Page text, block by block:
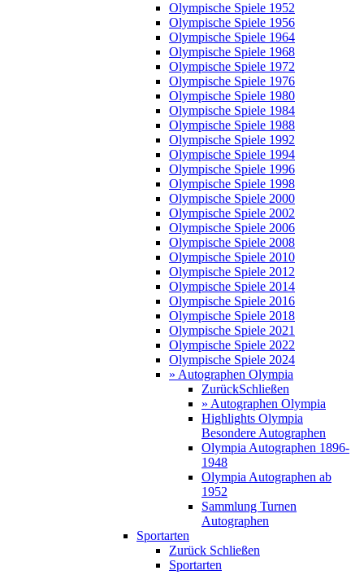
Olympische Spiele 1952
Olympische Spiele 1956
Olympische Spiele 1964
Olympische Spiele 1968
Olympische Spiele 1972
Olympische Spiele 1976
Olympische Spiele 1980
Olympische Spiele 1984
Olympische Spiele 1988
Olympische Spiele 1992
Olympische Spiele 1994
Olympische Spiele 1996
Olympische Spiele 1998
Olympische Spiele 2000
Olympische Spiele 2002
Olympische Spiele 2006
Olympische Spiele 2008
Olympische Spiele 2010
Olympische Spiele 2012
Olympische Spiele 2014
Olympische Spiele 2016
Olympische Spiele 2018
Olympische Spiele 2021
Olympische Spiele 2022
Olympische Spiele 2024
» Autographen Olympia
ZurückSchließen
» Autographen Olympia
Highlights Olympia
Besondere Autographen
Olympia Autographen 1896-
1948
Olympia Autographen ab
1952
Sammlung Turnen
Autographen
Sportarten
Zurück Schließen
Sportarten